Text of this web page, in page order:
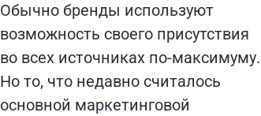
Обычно бренды используют
возможность своего присутствия
во всех источниках по-максимуму.
Но то, что недавно считалось
основной маркетинговой